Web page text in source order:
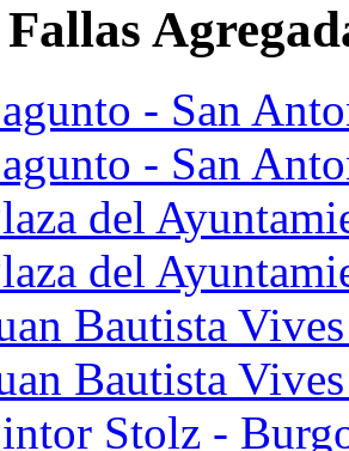
- San
- San
del
del
Bautista
Bautista
Stolz -